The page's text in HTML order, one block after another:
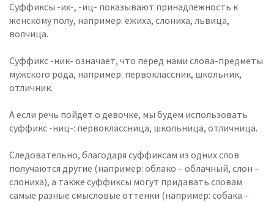
Суффиксы -их-, -иц- показывают принадлежность к
женскому полу, например: ежиха, слониха, львица,
волчица.
Суффикс -ник- означает, что перед нами слова-предметы
мужского рода, например: первоклассник, школьник,
отличник.
А если речь пойдет о девочке, мы будем использовать
суффикс -ниц-: первоклассница, школьница, отличница.
Следовательно, благодаря суффиксам из одних слов
получаются другие (например: облако – облачный, слон –
слониха), а также суффиксы могут придавать словам
самые разные смысловые оттенки (например: собака –